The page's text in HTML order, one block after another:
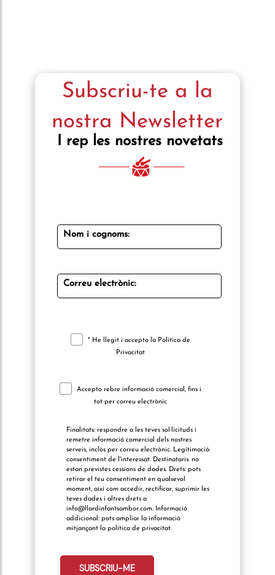
Subscriu-te a la
nostra Newsletter
I rep les nostres novetats
Nom i cognoms:
Correu electrònic:
* He llegit i accepto la Política de
Privacitat
Accepto rebre informació comercial, fins i
tot per correu electrònic
Finalitats: respondre a les teves sol·licituds i
remetre informació comercial dels nostres
serveis, inclòs per correu electrònic. Legitimació:
consentiment de l'interessat. Destinataris: no
estan previstes cessions de dades. Drets: pots
retirar el teu consentiment en qualsevol
moment, així com accedir, rectificar, suprimir les
teves dades i altres drets a
info@llardinfantsambor.com. Informació
addicional: pots ampliar la informació
mitjançant la política de privacitat.
SUBSCRIU-ME